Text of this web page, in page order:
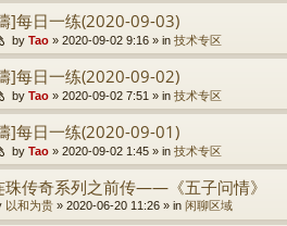
]每日一练(2020-09-03)
by Tao » 2020-09-02 9:16 » in 技术专区
]每日一练(2020-09-02)
by Tao » 2020-09-02 7:51 » in 技术专区
]每日一练(2020-09-01)
by Tao » 2020-09-02 1:45 » in 技术专区
珠传奇系列之前传——《五子问情》
以和为贵 » 2020-06-20 11:26 » in 闲聊区域